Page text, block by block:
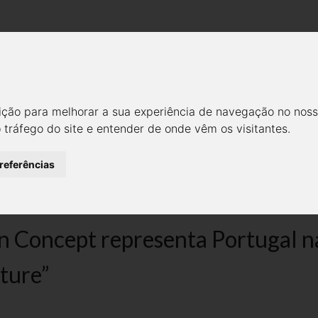
para melhorar a sua experiência de navegação no
do site e entender de onde vêm os visitantes.
- SUN CONCEPT
DO “CHIVAS THE
Concept representa Portugal